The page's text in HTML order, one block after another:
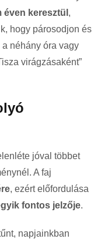
éven keresztül ,
hogy párosodjon és
néhány óra vagy
virágzásaként”
jóval többet
A faj
, ezért előfordulása
fontos jelzője.
napjainkban